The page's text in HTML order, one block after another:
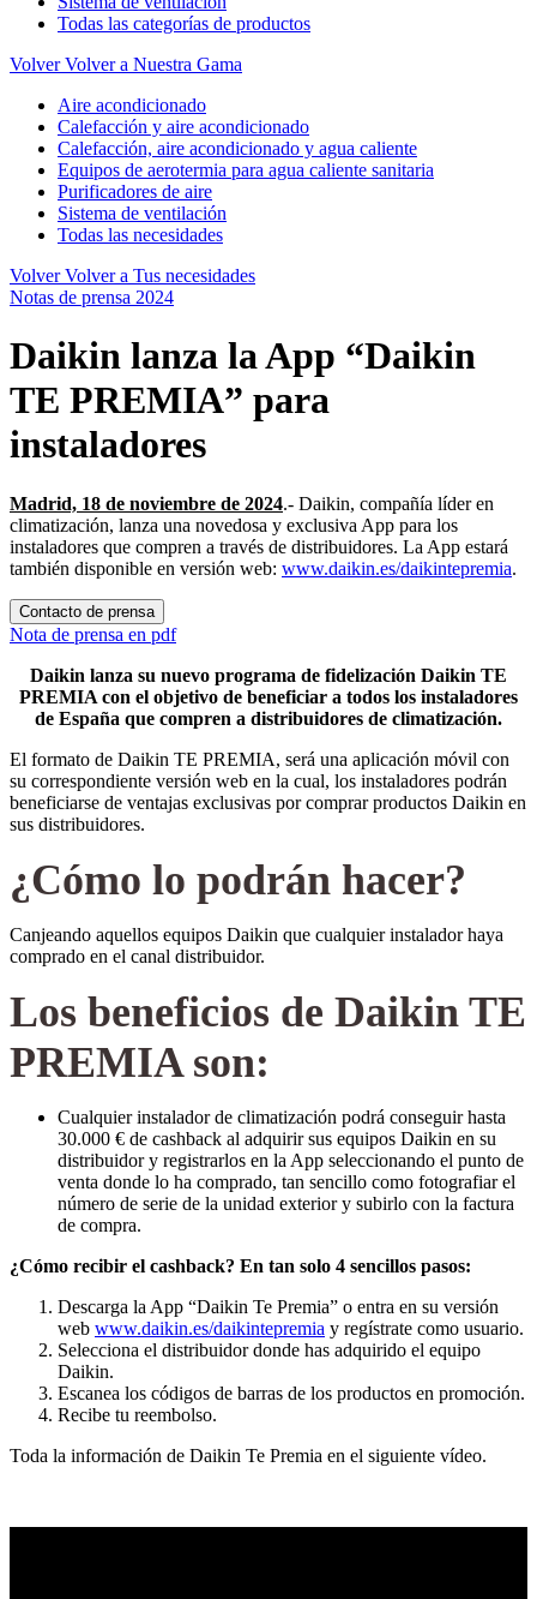
Todas las categorías de productos
Volver Volver a Nuestra Gama
Aire acondicionado
Calefacción y aire acondicionado
Calefacción, aire acondicionado y agua caliente
Equipos de aerotermia para agua caliente sanitaria
Purificadores de aire
Sistema de ventilación
Todas las necesidades
Volver Volver a Tus necesidades
Notas de prensa 2024
Daikin lanza la App “Daikin
TE PREMIA” para
instaladores
Madrid, 18 de noviembre de 2024.- Daikin, compañía líder en
climatización, lanza una novedosa y exclusiva App para los
instaladores que compren a través de distribuidores. La App estará
también disponible en versión web: www.daikin.es/daikintepremia.
Contacto de prensa
Nota de prensa en pdf
Daikin lanza su nuevo programa de fidelización Daikin TE
PREMIA con el objetivo de beneficiar a todos los instaladores
de España que compren a distribuidores de climatización.
El formato de Daikin TE PREMIA, será una aplicación móvil con
su correspondiente versión web en la cual, los instaladores podrán
beneficiarse de ventajas exclusivas por comprar productos Daikin en
sus distribuidores.
¿Cómo lo podrán hacer?
Canjeando aquellos equipos Daikin que cualquier instalador haya
comprado en el canal distribuidor.
Los beneficios de Daikin TE
PREMIA son:
Cualquier instalador de climatización podrá conseguir hasta
30.000 € de cashback al adquirir sus equipos Daikin en su
distribuidor y registrarlos en la App seleccionando el punto de
venta donde lo ha comprado, tan sencillo como fotografiar el
número de serie de la unidad exterior y subirlo con la factura
de compra.
¿Cómo recibir el cashback? En tan solo 4 sencillos pasos:
Descarga la App “Daikin Te Premia” o entra en su versión
web www.daikin.es/daikintepremia y regístrate como usuario.
Selecciona el distribuidor donde has adquirido el equipo
Daikin.
Escanea los códigos de barras de los productos en promoción.
Recibe tu reembolso.
Toda la información de Daikin Te Premia en el siguiente vídeo.